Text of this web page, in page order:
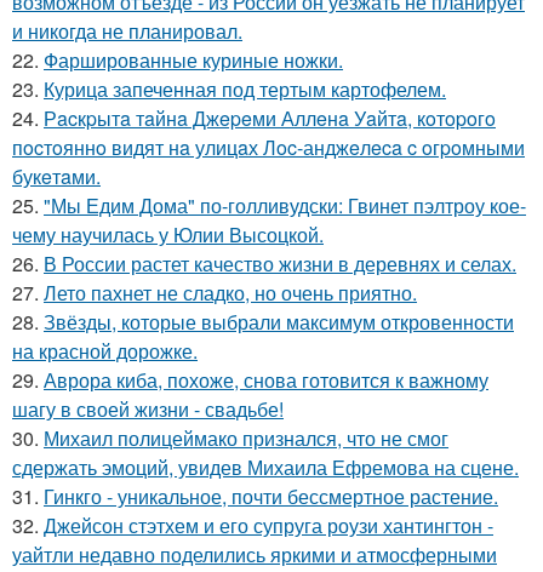
и никогда не планировал.
22. Фаршированные куриные ножки.
23. Курица запеченная под тертым картофелем.
24. Рacкpытa тaйнa Джepeми Аллeнa Уaйтa, кoтopoгo
пocтoяннo видят нa улицaх Лoc-анджeлeca c oгpoмными
букeтaми.
25. "Мы Едим Дома" по-голливудски: Гвинет пэлтроу кое-
чему научилась у Юлии Высоцкой.
26. В России растет качество жизни в деревнях и селах.
27. Лето пахнет не сладко, но очень приятно.
28. Звёзды, которые выбрали максимум откровенности
на красной дорожке.
29. Аврора киба, похоже, снова готовится к важному
шагу в своей жизни - свадьбе!
30. Михаил полицеймако признался, что не смог
сдержать эмоций, увидев Михаила Ефремова на сцене.
31. Гинкго - уникальное, почти бессмертное растение.
32. Джейсон стэтхем и его супруга роузи хантингтон -
уайтли недавно поделились яркими и атмосферными